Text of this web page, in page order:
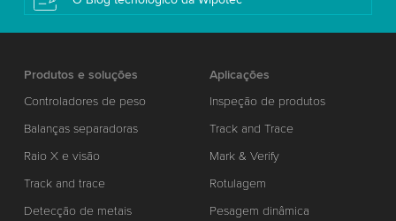
Produtos e soluções
Controladores de peso
Balanças separadoras
Raio X e visão
Track and trace
Detecção de metais
Aplicações
Inspeção de produtos
Track and Trace
Mark & Verify
Rotulagem
Pesagem dinâmica